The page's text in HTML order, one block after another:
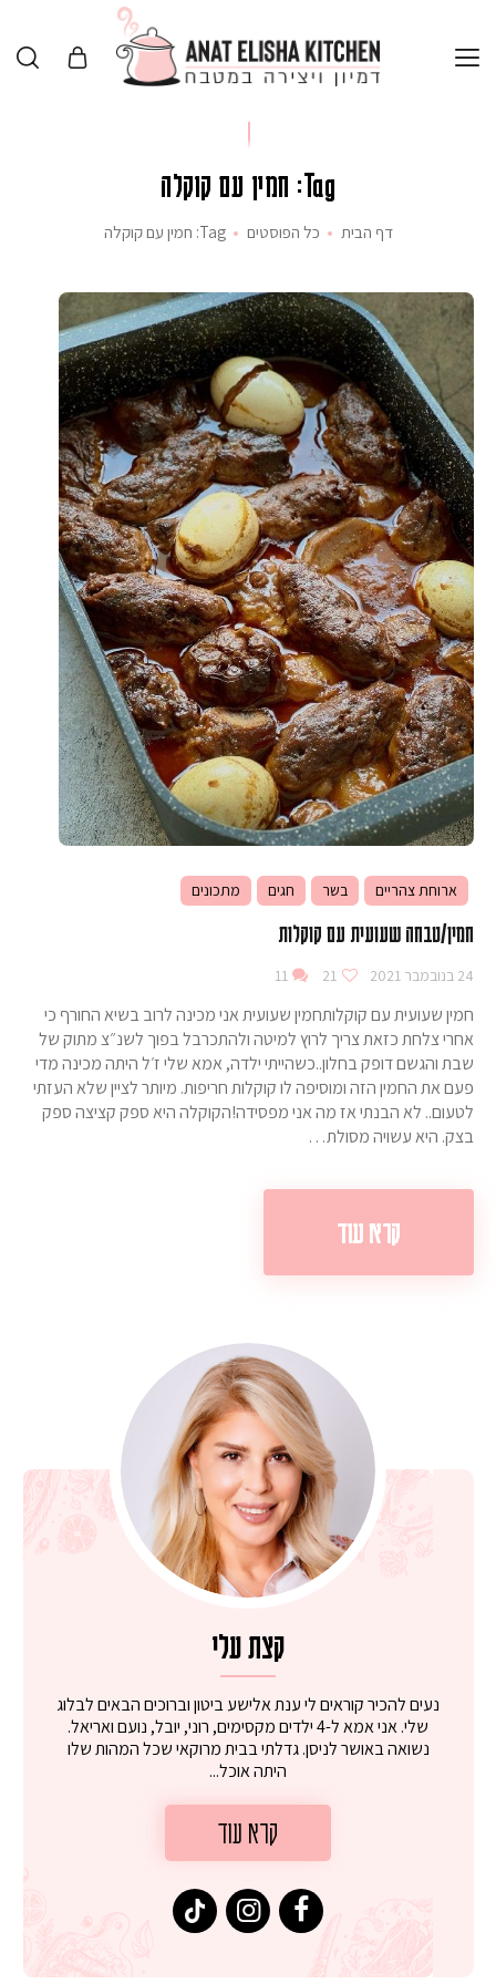
Tag: חמין עם קוקלה
דף הבית כל הפוסטים Tag: חמין עם קוקלה
ארוחת צהריים בשר חגים מתכונים
חמין/טבחה שעועית עם קוקלות
24 בנובמבר 2021 21
11
חמין שעועית עם קוקלותחמין שעועית אני מכינה לרוב בשיא החורף כי
אחרי צלחת כזאת צריך לרוץ למיטה ולהתכרבל בפוך לשנ״צ מתוק של
שבת והגשם דופק בחלון..כשהייתי ילדה, אמא שלי ז׳ל היתה מכינה מדי
פעם את החמין הזה ומוסיפה לו קוקלות חריפות. מיותר לציין שלא העזתי
לטעום.. לא הבנתי אז מה אני מפסידה!הקוקלה היא ספק קציצה ספק
בצק. היא עשויה מסולת…
קרא עוד
קצת עלי
נעים להכיר קוראים לי ענת אלישע ביטון וברוכים הבאים לבלוג
שלי. אני אמא ל-4 ילדים מקסימים, רוני, יובל, נועם ואריאל.
נשואה באושר לניסן. גדלתי בבית מרוקאי שכל המהות שלו
היתה אוכל...
קרא עוד